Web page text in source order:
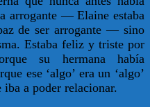
arrogante — Elaine estaba
de ser arrogante — sino
Estaba feliz y triste por
su hermana había
ese ‘algo’ era un ‘algo’
iba a poder relacionar.